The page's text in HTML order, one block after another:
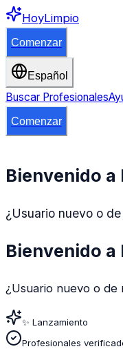
HoyLimpio
Comenzar
Español
Buscar Profesionales
Comenzar
Bienvenido a
¿Usuario nuevo o
Bienvenido a
¿Usuario nuevo o de
✨ Lanzamiento
Profesionales